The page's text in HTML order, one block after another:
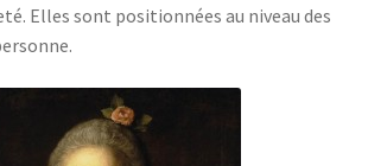
Elles sont positionnées au niveau des